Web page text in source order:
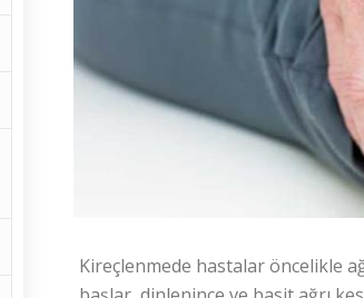
Kireçlenmede hastalar öncelikle